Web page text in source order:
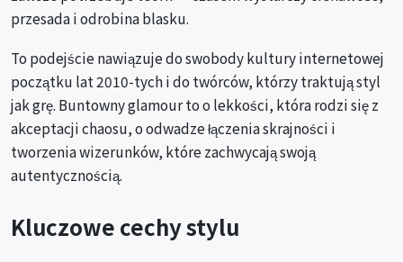
przesada i odrobina blasku.
To podejście nawiązuje do swobody kultury internetowej
początku lat 2010-tych i do twórców, którzy traktują styl
jak grę. Buntowny glamour to o lekkości, która rodzi się z
akceptacji chaosu, o odwadze łączenia skrajności i
tworzenia wizerunków, które zachwycają swoją
autentycznością.
Kluczowe cechy stylu